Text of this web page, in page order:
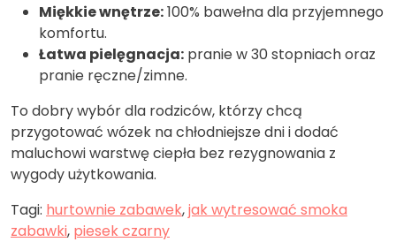
Miękkie wnętrze:100% bawełna dla przyjemnego
komfortu.
Łatwa pielęgnacja: pranie w 30 stopniach oraz
pranie ręczne/zimne.
To dobry wybór dla rodziców, którzy chcą
przygotować wózek na chłodniejsze dni i dodać
maluchowi warstwę ciepła bez rezygnowania z
wygody użytkowania.
Tagi: hurtownie zabawek,jak wytresować smoka
zabawki, piesek czarny